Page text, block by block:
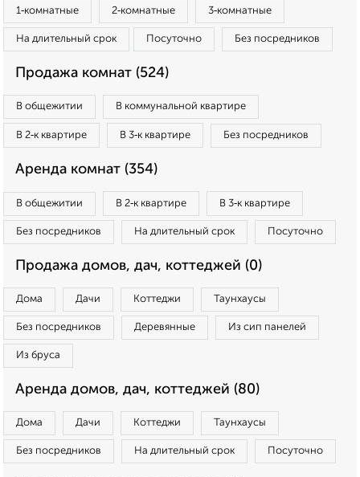
1‑комнатные 2‑комнатные 3‑комнатные
На длительный срок Посуточно Без посредников
Продажа комнат (524)
В общежитии В коммунальной квартире
В 2‑к квартире В 3‑к квартире Без посредников
Аренда комнат (354)
В общежитии В 2‑к квартире В 3‑к квартире
Без посредников На длительный срок Посуточно
Продажа домов, дач, коттеджей (0)
Дома Дачи Коттеджи Таунхаусы
Без посредников Деревянные Из сип панелей
Из бруса
Аренда домов, дач, коттеджей (80)
Дома Дачи Коттеджи Таунхаусы
Без посредников На длительный срок Посуточно